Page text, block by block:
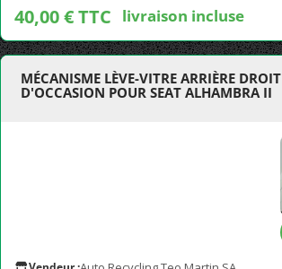
40,00 € TTC livraison incluse
MÉCANISME LÈVE-VITRE ARRIÈRE DROIT
D'OCCASION POUR SEAT ALHAMBRA II